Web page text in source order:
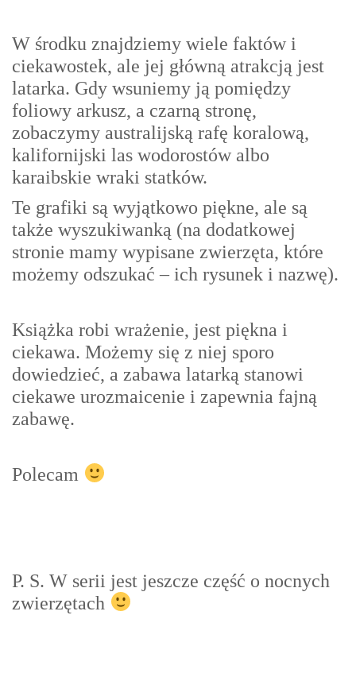
W środku znajdziemy wiele faktów i
ciekawostek, ale jej główną atrakcją jest
latarka. Gdy wsuniemy ją pomiędzy
foliowy arkusz, a czarną stronę,
zobaczymy australijską rafę koralową,
kalifornijski las wodorostów albo
karaibskie wraki statków.
Te grafiki są wyjątkowo piękne, ale są
także wyszukiwanką (na dodatkowej
stronie mamy wypisane zwierzęta, które
możemy odszukać – ich rysunek i nazwę).
Książka robi wrażenie, jest piękna i
ciekawa. Możemy się z niej sporo
dowiedzieć, a zabawa latarką stanowi
ciekawe urozmaicenie i zapewnia fajną
zabawę.
Polecam
P. S. W serii jest jeszcze część o nocnych
zwierzętach